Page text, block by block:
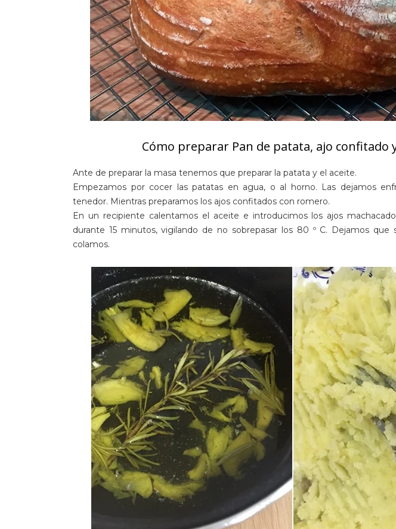
Cómo preparar Pan de patata, ajo confitado
Ante de preparar la masa tenemos que preparar la patata y el aceite.
Empezamos por cocer las patatas en agua, o al horno. Las dejamos
tenedor. Mientras preparamos los ajos confitados con romero.
En un recipiente calentamos el aceite e introducimos los ajos
durante 15 minutos, vigilando de no sobrepasar los 80 º C. Dejamos
colamos.